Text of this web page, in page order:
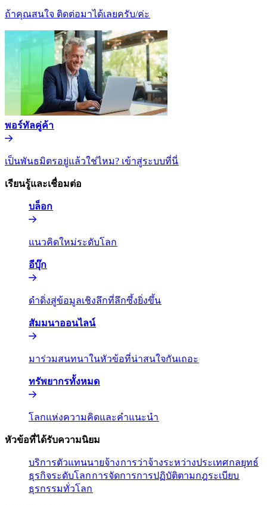
ถ้าคุณสนใจ ติดต่อมาได้เลยครับ/ค่ะ​​
พอร์ทัลคู่ค้า​​
เป็นพันธมิตรอยู่แล้วใช่ไหม? เข้าสู่ระบบที่นี่​​
เรียนรู้และเชื่อมต่อ​​
บล็อก​​
แนวคิดใหม่ระดับโลก​​
อีบุ๊ก​​
ดำดิ่งสู่ข้อมูลเชิงลึกที่ลึกซึ้งยิ่งขึ้น​​
สัมมนาออนไลน์​​
มาร่วมสนทนาในหัวข้อที่น่าสนใจกันเถอะ​​
ทรัพยากรทั้งหมด​​
โลกแห่งความคิดและคำแนะนำ​​
หัวข้อที่ได้รับความนิยม​​
บริการตัวแทนนายจ้าง​​การว่าจ้างระหว่างประเทศ​​กลยุทธ์
ธุรกิจระดับโลก​​การจัดการการปฏิบัติตามกฎระเบียบ​​
ธุรกรรมทั่วโลก​​